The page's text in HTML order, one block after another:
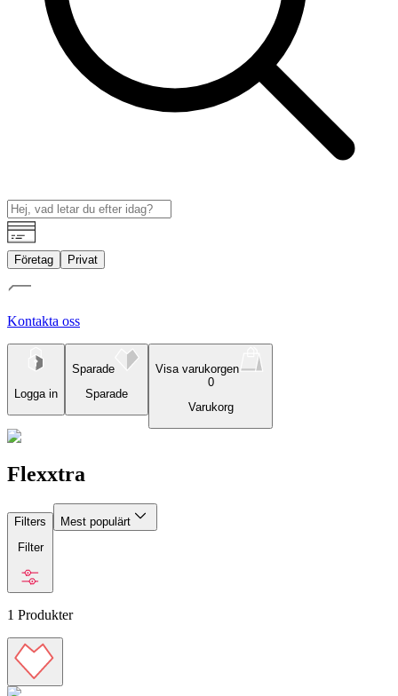
Företag Privat
Kontakta oss
Logga in
Sparade
Sparade
Visa varukorgen
0
Varukorg
Flexxtra
Filters
Filter
Mest populärt
1 Produkter